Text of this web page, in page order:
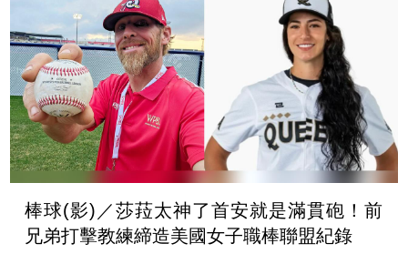
棒球(影)／莎菈太神了首安就是滿貫砲！前
兄弟打擊教練締造美國女子職棒聯盟紀錄